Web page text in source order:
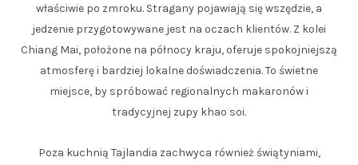
właściwie po zmroku. Stragany pojawiają się wszędzie, a
jedzenie przygotowywane jest na oczach klientów. Z kolei
Chiang Mai, położone na północy kraju, oferuje spokojniejszą
atmosferę i bardziej lokalne doświadczenia. To świetne
miejsce, by spróbować regionalnych makaronów i
tradycyjnej zupy khao soi.
Poza kuchnią Tajlandia zachwyca również świątyniami,